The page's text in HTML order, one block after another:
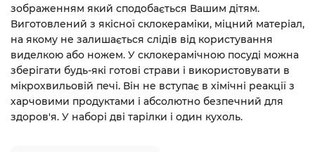
зображенням який сподобається Вашим дітям.
Виготовлений з якісної склокераміки, міцний матеріал,
на якому не залишається слідів від користування
виделкою або ножем. У склокерамічною посуді можна
зберігати будь-які готові страви і використовувати в
мікрохвильовій печі. Він не вступає в хімічні реакції з
харчовими продуктами і абсолютно безпечний для
здоров'я. У наборі дві тарілки і один кухоль.